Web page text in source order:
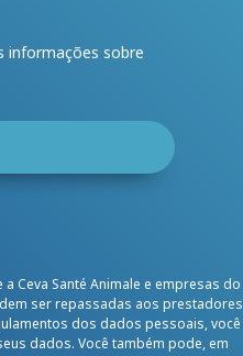
informações sobre
Ceva Santé Animale e empresas do
ser repassadas aos prestadores
dos dados pessoais, você
dados. Você também pode, em